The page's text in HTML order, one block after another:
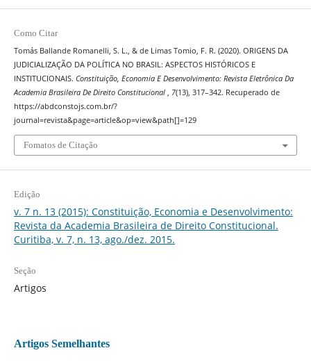
Como Citar
Tomás Ballande Romanelli, S. L., & de Limas Tomio, F. R. (2020). ORIGENS DA
JUDICIALIZAÇÃO DA POLÍTICA NO BRASIL: ASPECTOS HISTÓRICOS E
INSTITUCIONAIS. Constituição, Economia E Desenvolvimento: Revista Eletrônica Da
Academia Brasileira De Direito Constitucional , 7(13), 317–342. Recuperado de
https://abdconstojs.com.br/?
journal=revista&page=article&op=view&path[]=129
Fomatos de Citação
Edição
v. 7 n. 13 (2015): Constituição, Economia e Desenvolvimento:
Revista da Academia Brasileira de Direito Constitucional.
Curitiba, v. 7, n. 13, ago./dez. 2015.
Seção
Artigos
Artigos Semelhantes